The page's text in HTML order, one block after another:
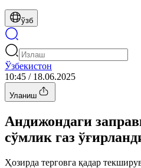
ўзб
Ўзбекистон
10:45 / 18.06.2025
Уланиш
Андижондаги
сўмлик газ
Ҳозирда терговга қадар